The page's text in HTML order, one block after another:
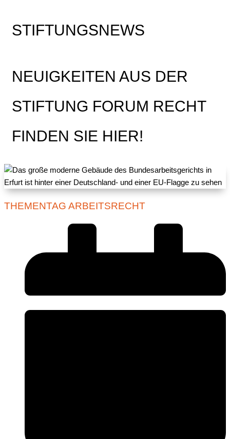
STIFTUNGSNEWS
NEUIGKEITEN AUS DER
STIFTUNG FORUM RECHT
FINDEN SIE HIER!
THEMENTAG ARBEITSRECHT